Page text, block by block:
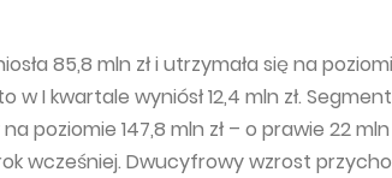
85,8 mln zł i utrzymała się na
w I kwartale wyniósł 12,4 mln zł.
poziomie 147,8 mln zł – o prawie 22 mln
wcześniej. Dwucyfrowy wzrost